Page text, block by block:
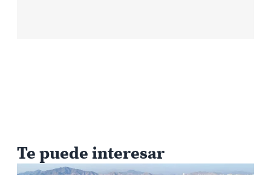
Te puede interesar